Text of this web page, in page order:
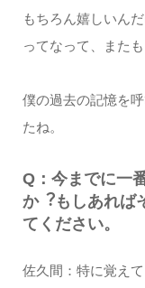
もちろん嬉しいん
ってなって、また
僕の過去の記憶を
たね。
Q：今までに⼀
か︖もしあれば
てください。
佐久間：特に覚え